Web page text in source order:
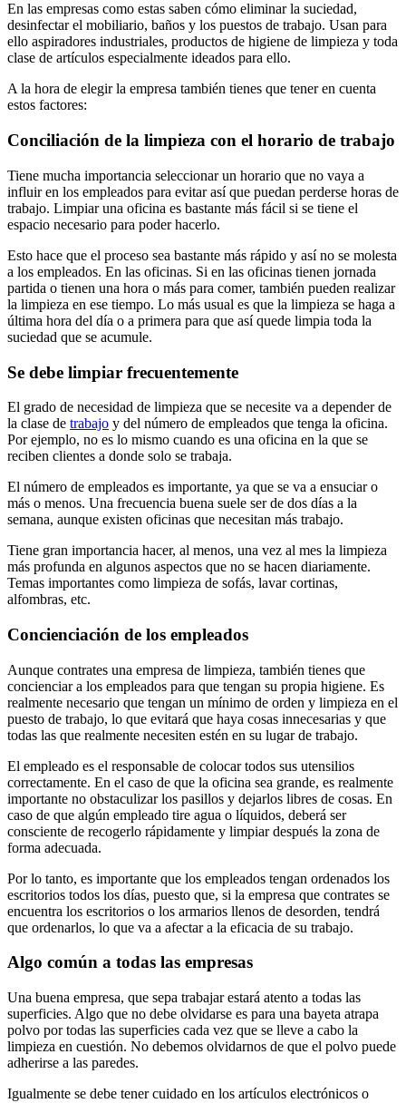
En las empresas como estas saben cómo eliminar la suciedad,
desinfectar el mobiliario, baños y los puestos de trabajo. Usan para
ello aspiradores industriales, productos de higiene de limpieza y toda
clase de artículos especialmente ideados para ello.
A la hora de elegir la empresa también tienes que tener en cuenta
estos factores:
Conciliación de la limpieza con el horario de trabajo
Tiene mucha importancia seleccionar un horario que no vaya a
influir en los empleados para evitar así que puedan perderse horas de
trabajo. Limpiar una oficina es bastante más fácil si se tiene el
espacio necesario para poder hacerlo.
Esto hace que el proceso sea bastante más rápido y así no se molesta
a los empleados. En las oficinas. Si en las oficinas tienen jornada
partida o tienen una hora o más para comer, también pueden realizar
la limpieza en ese tiempo. Lo más usual es que la limpieza se haga a
última hora del día o a primera para que así quede limpia toda la
suciedad que se acumule.
Se debe limpiar frecuentemente
El grado de necesidad de limpieza que se necesite va a depender de
la clase de trabajo y del número de empleados que tenga la oficina.
Por ejemplo, no es lo mismo cuando es una oficina en la que se
reciben clientes a donde solo se trabaja.
El número de empleados es importante, ya que se va a ensuciar o
más o menos. Una frecuencia buena suele ser de dos días a la
semana, aunque existen oficinas que necesitan más trabajo.
Tiene gran importancia hacer, al menos, una vez al mes la limpieza
más profunda en algunos aspectos que no se hacen diariamente.
Temas importantes como limpieza de sofás, lavar cortinas,
alfombras, etc.
Concienciación de los empleados
Aunque contrates una empresa de limpieza, también tienes que
concienciar a los empleados para que tengan su propia higiene. Es
realmente necesario que tengan un mínimo de orden y limpieza en el
puesto de trabajo, lo que evitará que haya cosas innecesarias y que
todas las que realmente necesiten estén en su lugar de trabajo.
El empleado es el responsable de colocar todos sus utensilios
correctamente. En el caso de que la oficina sea grande, es realmente
importante no obstaculizar los pasillos y dejarlos libres de cosas. En
caso de que algún empleado tire agua o líquidos, deberá ser
consciente de recogerlo rápidamente y limpiar después la zona de
forma adecuada.
Por lo tanto, es importante que los empleados tengan ordenados los
escritorios todos los días, puesto que, si la empresa que contrates se
encuentra los escritorios o los armarios llenos de desorden, tendrá
que ordenarlos, lo que va a afectar a la eficacia de su trabajo.
Algo común a todas las empresas
Una buena empresa, que sepa trabajar estará atento a todas las
superficies. Algo que no debe olvidarse es para una bayeta atrapa
polvo por todas las superficies cada vez que se lleve a cabo la
limpieza en cuestión. No debemos olvidarnos de que el polvo puede
adherirse a las paredes.
Igualmente se debe tener cuidado en los artículos electrónicos o